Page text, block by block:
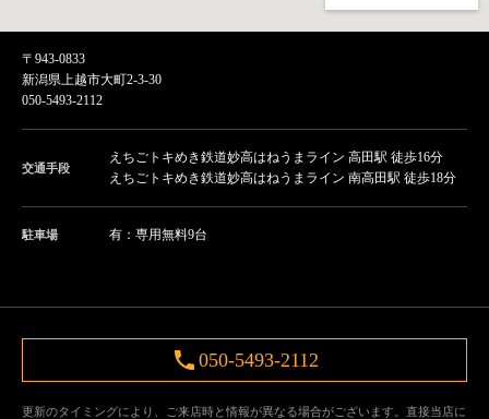
〒943-0833
新潟県上越市大町2-3-30
050-5493-2112
交通手段
えちごトキめき鉄道妙高はねうまライン 高田駅 徒歩16分
えちごトキめき鉄道妙高はねうまライン 南高田駅 徒歩18分
駐車場 有：専用無料9台
050-5493-2112
更新のタイミングにより、ご来店時と情報が異なる場合がございます。直接当店に